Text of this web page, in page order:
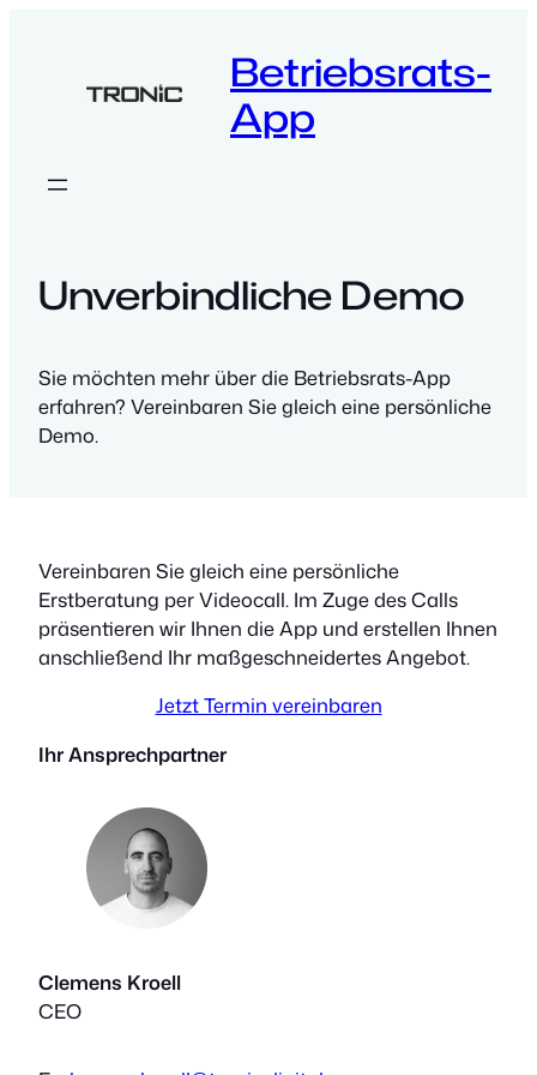
springen
Betriebsrats-
App
Unverbindliche Demo
Sie möchten mehr über die Betriebsrats-App
erfahren? Vereinbaren Sie gleich eine persönliche
Demo.
Vereinbaren Sie gleich eine persönliche
Erstberatung per Videocall. Im Zuge des Calls
präsentieren wir Ihnen die App und erstellen Ihnen
anschließend Ihr maßgeschneidertes Angebot.
Jetzt Termin vereinbaren
Ihr Ansprechpartner
Clemens Kroell
CEO